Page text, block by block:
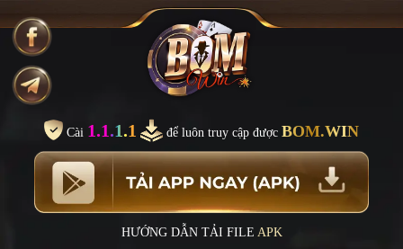
Cài 1.1.1.1 để luôn truy cập được BOM.WIN
HƯỚNG DẪN TẢI FILE APK